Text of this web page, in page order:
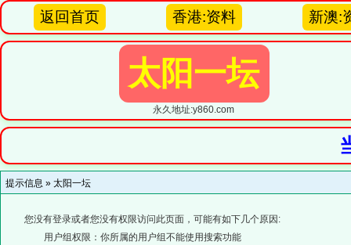
返回首页 香港:资料 新澳:
太阳一坛
永久地址:y860.com
提示信息 » 太阳一坛
您没有登录或者您没有权限访问此页面，可能有如下几个原因:
用户组权限：你所属的用户组不能使用搜索功能